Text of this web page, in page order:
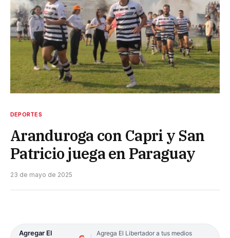
DEPORTES
Aranduroga con Capri y San
Patricio juega en Paraguay
23 de mayo de 2025
Agregar El
Agrega El Libertador a tus medios